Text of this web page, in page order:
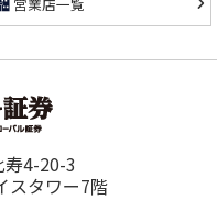
寿4-20-3
スタワー7階